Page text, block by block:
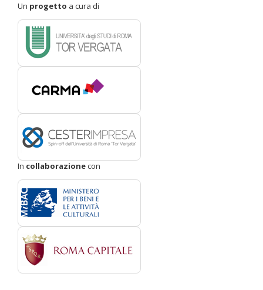
Un progetto a cura di
In collaborazionecon